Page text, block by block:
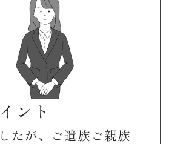
ント
たが、ご遺族ご親族